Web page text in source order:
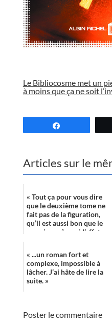
Le Bibliocosme met un
à moins que ça ne soit
Articles sur le
« Tout ça pour vous dire
que le deuxième tome ne
fait pas de la figuration,
qu’il est aussi bon que le
premier, même si l’effet
« ...un roman fort et
complexe, impossible à
lâcher. J’ai hâte de lire la
suite. »
Poster le commentaire